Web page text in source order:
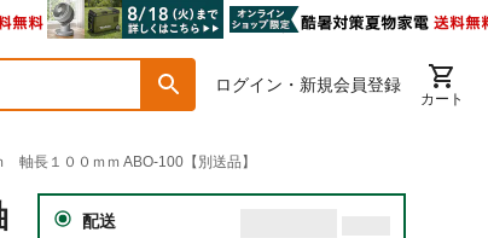
ログイン・新規会員登録
カート
軸長１００ｍｍ ABO-100【別送品】
配送